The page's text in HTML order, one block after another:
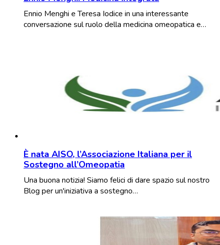
Ennio Menghi e Teresa Iodice in una interessante
conversazione sul ruolo della medicina omeopatica e…
È nata AISO, l’Associazione Italiana per il
Sostegno all’Omeopatia
Una buona notizia! Siamo felici di dare spazio sul nostro
Blog per un'iniziativa a sostegno…